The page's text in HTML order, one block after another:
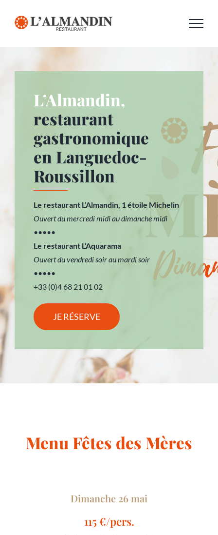
L’Almandin,
restaurant
gastronomique
en Languedoc-
Roussillon
Le restaurant L’Almandin, 1 étoile Michelin
Ouvert du mercredi midi au dimanche midi
•••••
Le restaurant L’Aquarama
Ouvert du vendredi soir au mardi soir
•••••
+33 (0)4 68 21 01 02
JE RÉSERVE
Menu Fêtes des Mères
Dimanche 26 mai
115 €/pers.